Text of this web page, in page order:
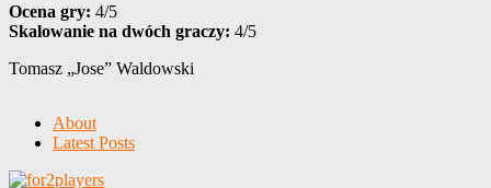
Ocena gry: 4/5
Skalowanie na dwóch graczy: 4/5
Tomasz „Jose” Waldowski
About
Latest Posts